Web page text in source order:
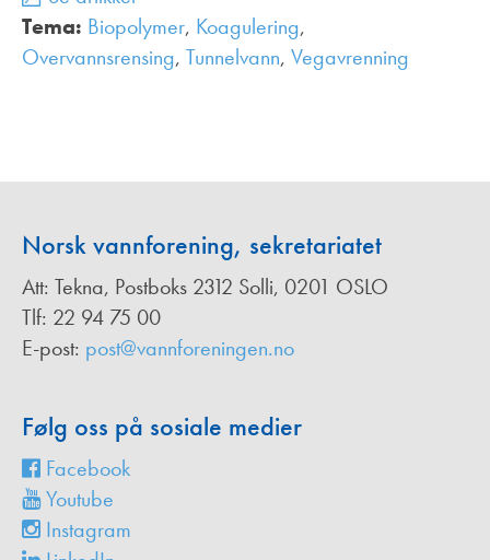
Tema: Biopolymer, Koagulering,
Overvannsrensing, Tunnelvann, Vegavrenning
Norsk vannforening, sekretariatet
Att: Tekna, Postboks 2312 Solli, 0201 OSLO
Tlf: 22 94 75 00
E-post: post@vannforeningen.no
Følg oss på sosiale medier
Facebook
Youtube
Instagram